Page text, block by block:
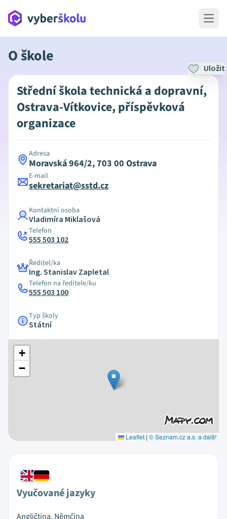
Open
O škole
Uložit
Střední škola technická a dopravní,
Ostrava-Vítkovice, příspěvková
organizace
Adresa
Moravská 964/2, 703 00 Ostrava
E-mail
sekretariat@sstd.cz
Kontaktní osoba
Vladimíra Miklašová
Telefon
555 503 102
Ředitel/ka
Ing. Stanislav Zapletal
Telefon na ředitele/ku
555 503 100
Typ školy
Státní
+
−
Leaflet | © Seznam.cz a.s. a další
Vyučované jazyky
Angličtina, Němčina